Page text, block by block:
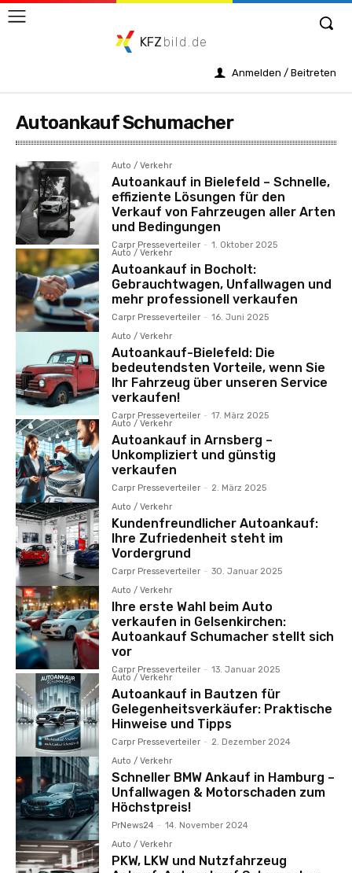
KFZ bild.de
Anmelden / Beitreten
Autoankauf Schumacher
Auto / Verkehr
Autoankauf in Bielefeld – Schnelle,
effiziente Lösungen für den
Verkauf von Fahrzeugen aller Arten
und Bedingungen
Carpr Presseverteiler - 1. Oktober 2025
Auto / Verkehr
Autoankauf in Bocholt:
Gebrauchtwagen, Unfallwagen und
mehr professionell verkaufen
Carpr Presseverteiler - 16. Juni 2025
Auto / Verkehr
Autoankauf-Bielefeld: Die
bedeutendsten Vorteile, wenn Sie
Ihr Fahrzeug über unseren Service
verkaufen!
Carpr Presseverteiler - 17. März 2025
Auto / Verkehr
Autoankauf in Arnsberg –
Unkompliziert und günstig
verkaufen
Carpr Presseverteiler - 2. März 2025
Auto / Verkehr
Kundenfreundlicher Autoankauf:
Ihre Zufriedenheit steht im
Vordergrund
Carpr Presseverteiler - 30. Januar 2025
Auto / Verkehr
Ihre erste Wahl beim Auto
verkaufen in Gelsenkirchen:
Autoankauf Schumacher stellt sich
vor
Carpr Presseverteiler - 13. Januar 2025
Auto / Verkehr
Autoankauf in Bautzen für
Gelegenheitsverkäufer: Praktische
Hinweise und Tipps
Carpr Presseverteiler - 2. Dezember 2024
Auto / Verkehr
Schneller BMW Ankauf in Hamburg –
Unfallwagen & Motorschaden zum
Höchstpreis!
PrNews24 - 14. November 2024
Auto / Verkehr
PKW, LKW und Nutzfahrzeug